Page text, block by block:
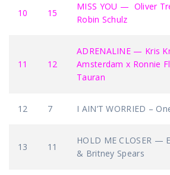
10 15
MISS YOU — Oliver
Robin Schulz
11 12
ADRENALINE — Kris
Amsterdam x Ronnie
Tauran
12 7 I AIN’T WORRIED –
13 11
HOLD ME CLOSER —
& Britney Spears